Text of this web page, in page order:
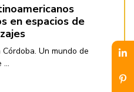
en espacios de
Un mundo de
...